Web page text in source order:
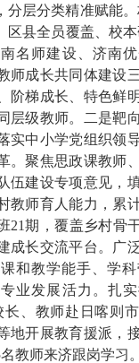
分层分类精准赋能。
区县全员覆盖、校
名师建设、济南
师成长共同体建设
阶梯成长、特色鲜
层级教师。二是靶
实中小学党组织领
。聚焦思政课教师
伍建设专项意见，
教师育人能力，累
21期，覆盖乡村骨干
成长交流平台。广
和教学能手、学
业发展活力。扎实
长、教师赴日喀则
地开展教育援派，
教师来济跟岗学习。